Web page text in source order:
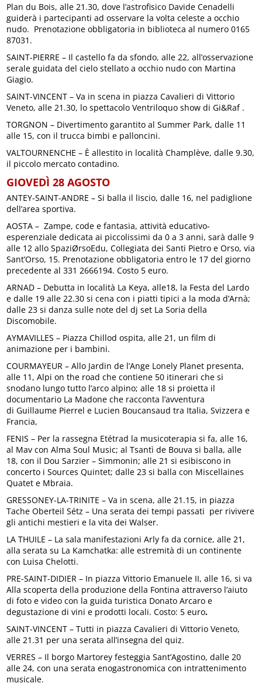
Plan du Bois, alle 21.30, dove l’astrofisico Davide Cenadelli
guiderà i partecipanti ad osservare la volta celeste a occhio
nudo. Prenotazione obbligatoria in biblioteca al numero 0165
87031.
SAINT-PIERRE – Il castello fa da sfondo, alle 22, all’osservazione
serale guidata del cielo stellato a occhio nudo con Martina
Giagio.
SAINT-VINCENT – Va in scena in piazza Cavalieri di Vittorio
Veneto, alle 21.30, lo spettacolo Ventriloquo show di Gi&Raf .
TORGNON – Divertimento garantito al Summer Park, dalle 11
alle 15, con il trucca bimbi e palloncini.
VALTOURNENCHE – È allestito in località Champlève, dalle 9.30,
il piccolo mercato contadino.
GIOVEDÌ 28 AGOSTO
ANTEY-SAINT-ANDRE – Si balla il liscio, dalle 16, nel padiglione
dell’area sportiva.
AOSTA – Zampe, code e fantasia, attività educativo-
esperenziale dedicata ai piccolissimi da 0 a 3 anni, sarà dalle 9
alle 12 allo SpaziØrsoEdu, Collegiata dei Santi Pietro e Orso, via
Sant’Orso, 15. Prenotazione obbligatoria entro le 17 del giorno
precedente al 331 2666194. Costo 5 euro.
ARNAD – Debutta in località La Keya, alle18, la Festa del Lardo
e dalle 19 alle 22.30 si cena con i piatti tipici a la moda d’Arnà;
dalle 23 si danza sulle note del dj set La Soria della
Discomobile.
AYMAVILLES – Piazza Chillod ospita, alle 21, un film di
animazione per i bambini.
COURMAYEUR – Allo Jardin de l’Ange Lonely Planet presenta,
alle 11, Alpi on the road che contiene 50 itinerari che si
snodano lungo tutto l’arco alpino; alle 18 si proietta il
documentario La Madone che racconta l’avventura
di Guillaume Pierrel e Lucien Boucansaud tra Italia, Svizzera e
Francia,
FENIS – Per la rassegna Etétrad la musicoterapia si fa, alle 16,
al Mav con Alma Soul Music; al Tsantì de Bouva si balla, alle
18, con il Dou Sarzier – Simmonin; alle 21 si esibiscono in
concerto i Sources Quintet; dalle 23 si balla con Miscellaines
Quatet e Mbraia.
GRESSONEY-LA-TRINITE – Va in scena, alle 21.15, in piazza
Tache Oberteil Sétz – Una serata dei tempi passati per rivivere
gli antichi mestieri e la vita dei Walser.
LA THUILE – La sala manifestazioni Arly fa da cornice, alle 21,
alla serata su La Kamchatka: alle estremità di un continente
con Luisa Chelotti.
PRE-SAINT-DIDIER – In piazza Vittorio Emanuele II, alle 16, si va
Alla scoperta della produzione della Fontina attraverso l’aiuto
di foto e video con la guida turistica Donato Arcaro e
degustazione di vini e prodotti locali. Costo: 5 euro.
SAINT-VINCENT – Tutti in piazza Cavalieri di Vittorio Veneto,
alle 21.31 per una serata all’insegna del quiz.
VERRES – Il borgo Martorey festeggia Sant’Agostino, dalle 20
alle 24, con una serata enogastronomica con intrattenimento
musicale.